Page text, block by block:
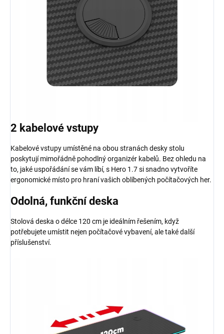
2 kabelové vstupy
Kabelové vstupy umístěné na obou stranách desky stolu
poskytují mimořádně pohodlný organizér kabelů. Bez ohledu na
to, jaké uspořádání se vám líbí, s Hero 1.7 si snadno vytvoříte
ergonomické místo pro hraní vašich oblíbených počítačových her.
Odolná, funkční deska
Stolová deska o délce 120 cm je ideálním řešením, když
potřebujete umístit nejen počítačové vybavení, ale také další
příslušenství.